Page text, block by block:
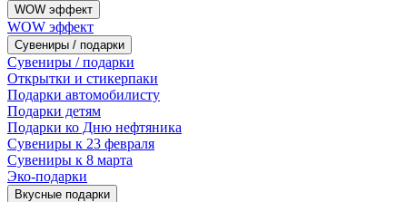
WOW эффект
WOW эффект
Сувениры / подарки
Сувениры / подарки
Открытки и стикерпаки
Подарки автомобилисту
Подарки детям
Подарки ко Дню нефтяника
Сувениры к 23 февраля
Сувениры к 8 марта
Эко-подарки
Вкусные подарки